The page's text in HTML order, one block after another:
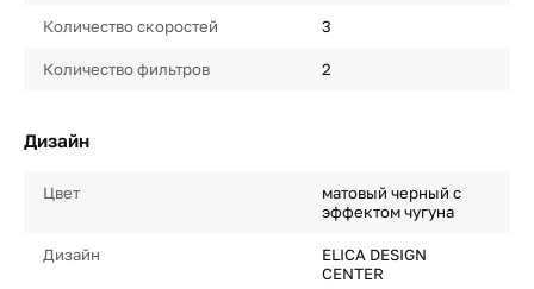
Количество скоростей 3
Количество фильтров 2
Дизайн
Цвет
матовый черный с
эффектом чугуна
Дизайн
ELICA DESIGN
CENTER